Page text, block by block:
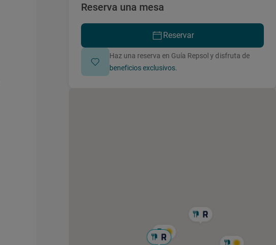
Reserva una mesa
Reservar
Haz una reserva en Guía Repsol y disfruta de
beneficios exclusivos.